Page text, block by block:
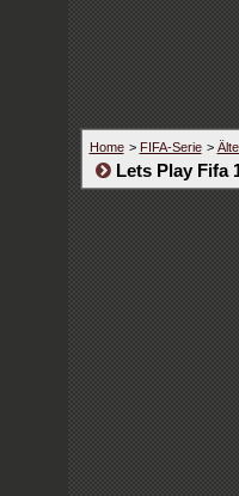
Home > FIFA-Serie >
Lets Play Fifa